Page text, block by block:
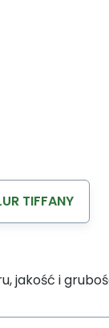
TIFFANY
jakość i